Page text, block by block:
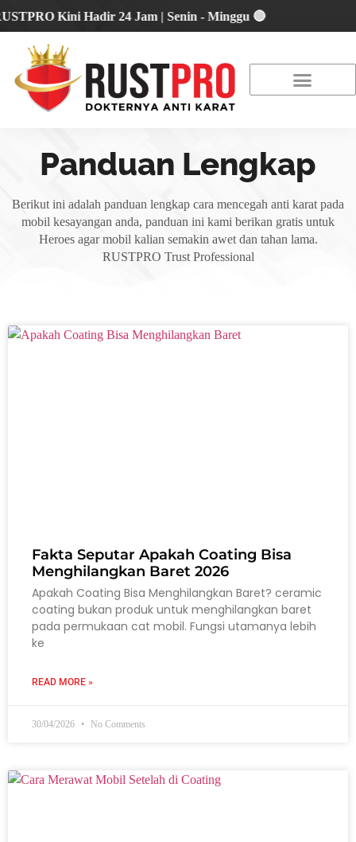
Kini Hadir 24 Jam | Senin - Minggu 🔴
Panduan Lengkap
Berikut ini adalah panduan lengkap cara mencegah anti karat pada
mobil kesayangan anda, panduan ini kami berikan gratis untuk
Heroes agar mobil kalian semakin awet dan tahan lama.
RUSTPRO Trust Professional
Fakta Seputar Apakah Coating Bisa
Menghilangkan Baret 2026
Apakah Coating Bisa Menghilangkan Baret? ceramic
coating bukan produk untuk menghilangkan baret
pada permukaan cat mobil. Fungsi utamanya lebih
ke
READ MORE »
30/04/2026 No Comments